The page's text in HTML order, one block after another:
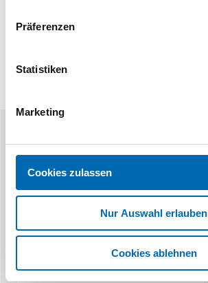
Präferenzen
Statistiken
Marketing
Cookies zulassen
Nur Auswahl erlauben
Cookies ablehnen
Ähnliche Produkte